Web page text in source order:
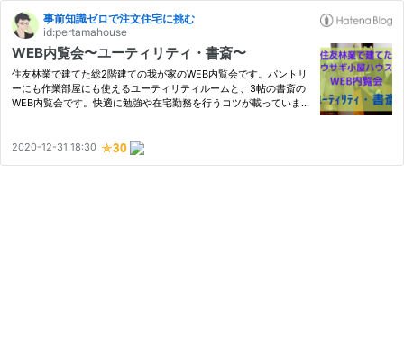
事前知識ゼロで注文住宅に挑む
id:pertamahouse
WEB内覧会〜ユーティリティ・書斎〜
住友林業で建てた総2階建ての我が家のWEB内覧会です。パントリ
ーにも作業部屋にも使えるユーティリティルームと、3帖の書斎の
WEB内覧会です。快適に勉強や在宅勤務を行うコツが載っていま
2020-12-31 18:30